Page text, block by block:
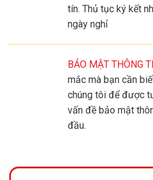
tín. Thủ tục ký kết
ngày nghỉ
BẢO MẬT THÔNG
mắc mà bạn cần
chúng tôi để được
vấn đề bảo mật
đầu.